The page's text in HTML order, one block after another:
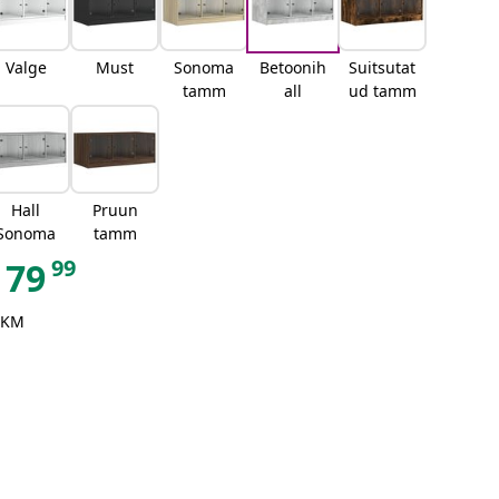
Valge Must
Sonoma
tamm
Betoonih
all
Suitsutat
ud tamm
Hall
Pruun
tamm
7999